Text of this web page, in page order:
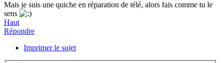
Mais je suis une quiche en réparation de télé, alors fais comme tu le
sens
Haut
Répondre
Imprimer le sujet